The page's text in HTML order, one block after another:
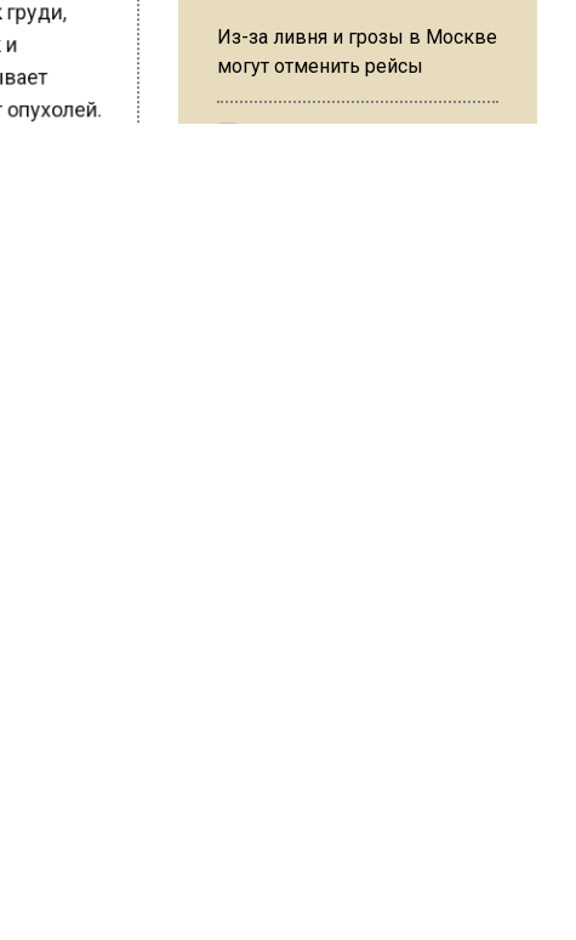
и
опухолей.
Из-за ливня и грозы в Москве
могут отменить рейсы